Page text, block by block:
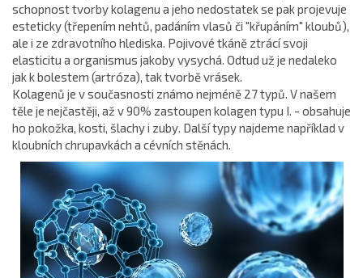
schopnost tvorby kolagenu a jeho nedostatek se pak projevuje
esteticky (třepením nehtů, padáním vlasů či "křupáním" kloubů),
ale i ze zdravotního hlediska. Pojivové tkáně ztrácí svoji
elasticitu a organismus jakoby vysychá. Odtud už je nedaleko
jak k bolestem (artróza), tak tvorbě vrásek.
Kolagenů je v současnosti známo nejméně 27 typů. V našem
těle je nejčastěji, až v 90% zastoupen kolagen typu I. - obsahuje
ho pokožka, kosti, šlachy i zuby. Další typy najdeme například v
kloubních chrupavkách a cévních stěnách.